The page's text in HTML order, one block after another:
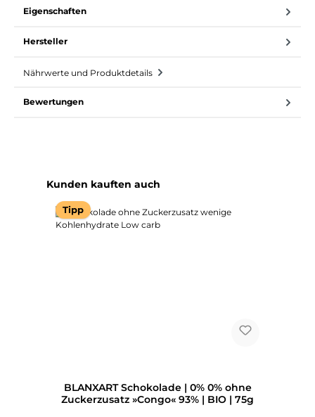
Eigenschaften
Hersteller
Nährwerte und Produktdetails
Bewertungen
Produktgalerie überspringen
Kunden kauften auch
Tipp
BLANXART Schokolade | 0% 0% ohne
Zuckerzusatz »Congo« 93% | BIO | 75g